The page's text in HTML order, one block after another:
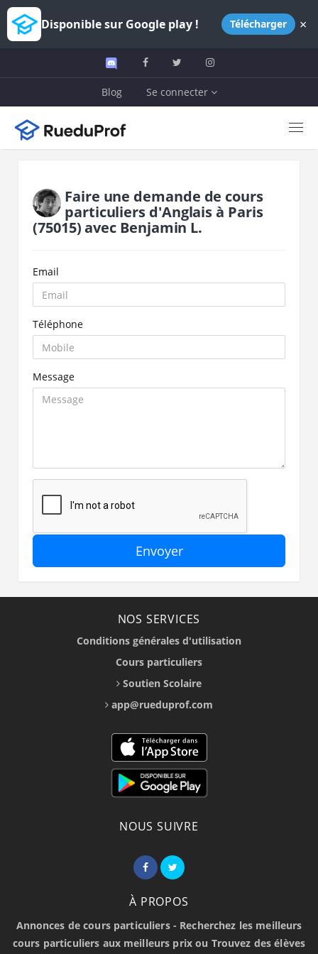
Disponible sur Google play ! Télécharger ×
Blog Se connecter
Faire une demande de cours
particuliers d'Anglaisà Paris
(75015)avec Benjamin L.
Email
Téléphone
Message
Envoyer
NOS SERVICES
Conditions générales d'utilisation
Cours particuliers
Soutien Scolaire
app@rueduprof.com
NOUS SUIVRE
À PROPOS
Annonces de cours particuliers - Recherchez les meilleurs
cours particuliers aux meilleurs prix ou Trouvez des élèves